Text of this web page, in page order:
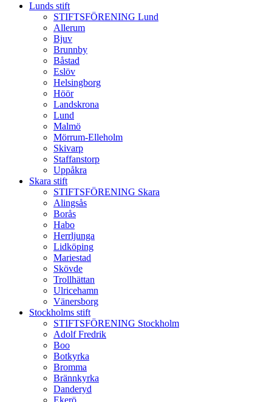
Lunds stift
STIFTSFÖRENING Lund
Allerum
Bjuv
Brunnby
Båstad
Eslöv
Helsingborg
Höör
Landskrona
Lund
Malmö
Mörrum-Elleholm
Skivarp
Staffanstorp
Uppåkra
Skara stift
STIFTSFÖRENING Skara
Alingsås
Borås
Habo
Herrljunga
Lidköping
Mariestad
Skövde
Trollhättan
Ulricehamn
Vänersborg
Stockholms stift
STIFTSFÖRENING Stockholm
Adolf Fredrik
Boo
Botkyrka
Bromma
Brännkyrka
Danderyd
Ekerö